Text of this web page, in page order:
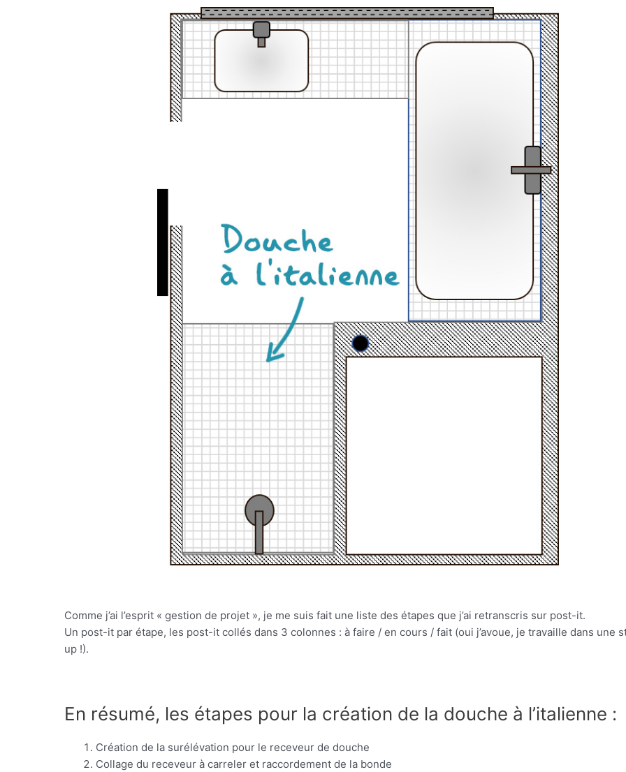
Comme j’ai l’esprit « gestion de projet », je me suis fait une liste des étapes que j’ai retranscris sur post-it.
Un post-it par étape, les post-it collés dans 3 colonnes : à faire / en cours / fait (oui j’avoue, je travaille dans une
up !).
En résumé, les étapes pour la création de la douche à l’italienne :
Création de la surélévation pour le receveur de douche
Collage du receveur à carreler et raccordement de la bonde